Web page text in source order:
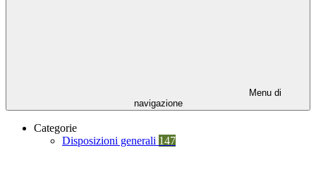
Menu di
navigazione
Categorie
Disposizioni generali 147